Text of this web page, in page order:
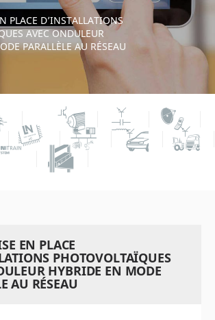
PLACE D’INSTALLATIONS
AVEC ONDULEUR
PARALLÈLE AU RÉSEAU
EN PLACE
PHOTOVOLTAÏQUES
HYBRIDE EN MODE
AU RÉSEAU